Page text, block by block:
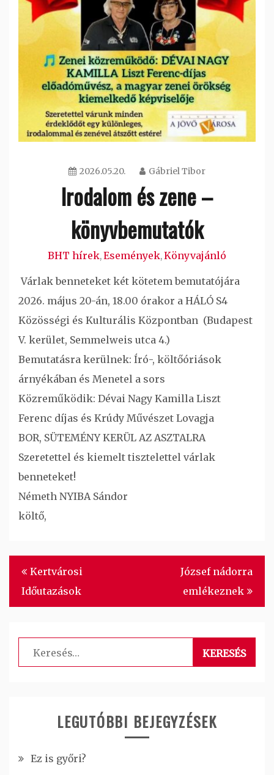
2026.05.20. Gábriel Tibor
Irodalom és zene –
könyvbemutatók
BHT hírek,Események,Könyvajánló
Várlak benneteket két kötetem bemutatójára
2026. május 20-án, 18.00 órakor a HÁLÓ S4
Közösségi és Kulturális Központban (Budapest
V. kerület, Semmelweis utca 4.)
Bemutatásra kerülnek: Író-, költőóriások
árnyékában és Menetel a sors
Közreműködik: Dévai Nagy Kamilla Liszt
Ferenc díjas és Krúdy Művészet Lovagja
BOR, SÜTEMÉNY KERÜL AZ ASZTALRA
Szeretettel és kiemelt tisztelettel várlak
benneteket!
Németh NYIBA Sándor
költő,
Bejegyzés
navigáció
Kertvárosi
Időutazások
József nádorra
emlékeznek
Keresés:
LEGUTÓBBI BEJEGYZÉSEK
Ez is győri?